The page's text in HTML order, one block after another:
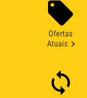
Ofertas
Atuais